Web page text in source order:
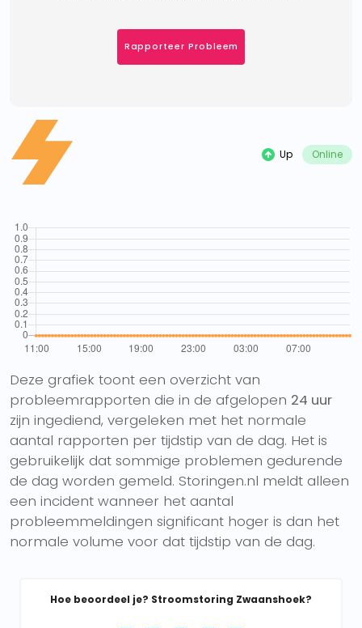
Rapporteer Probleem
Up Online
Deze grafiek toont een overzicht van
probleemrapporten die in de afgelopen 24 uur
zijn ingediend, vergeleken met het normale
aantal rapporten per tijdstip van de dag. Het is
gebruikelijk dat sommige problemen gedurende
de dag worden gemeld. Storingen.nl meldt alleen
een incident wanneer het aantal
probleemmeldingen significant hoger is dan het
normale volume voor dat tijdstip van de dag.
Hoe beoordeel je? Stroomstoring Zwaanshoek?